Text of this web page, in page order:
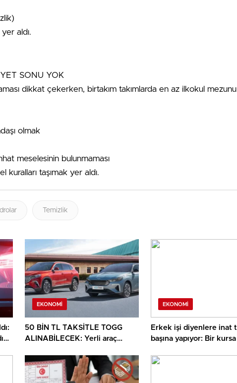
aldı.
SONU YOK
dikkat çekerken, birtakım takımlarda en az ilkokul
olmak
meselesinin bulunmaması
kuralları taşımak yer aldı.
Temizlik
EKONOMI
50 BİN TL TAKSİTLE TOGG
ALINABİLECEK: Yerli araç
başladı! 0 faiz, MTV ikramı ve 3
ay erteleme
EKONOMI
Erkek işi diyenlere inat
başına yapıyor: Bir kursa
üçe katladı